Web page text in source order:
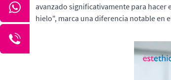
avanzado significativamente para
hielo", marca una diferencia notable en